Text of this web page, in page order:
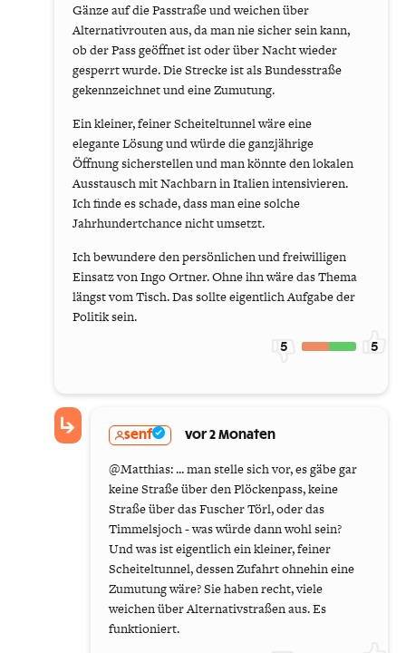
Gänze auf die Passtraße und weichen über
Alternativrouten aus, da man nie sicher sein kann,
ob der Pass geöffnet ist oder über Nacht wieder
gesperrt wurde. Die Strecke ist als Bundesstraße
gekennzeichnet und eine Zumutung.
Ein kleiner, feiner Scheiteltunnel wäre eine
elegante Lösung und würde die ganzjährige
Öffnung sicherstellen und man könnte den lokalen
Ausstausch mit Nachbarn in Italien intensivieren.
Ich finde es schade, dass man eine solche
Jahrhundertchance nicht umsetzt.
Ich bewundere den persönlichen und freiwilligen
Einsatz von Ingo Ortner. Ohne ihn wäre das Thema
längst vom Tisch. Das sollte eigentlich Aufgabe der
Politik sein.
5 5
senf vor 2 Monaten
@Matthias: ... man stelle sich vor, es gäbe gar
keine Straße über den Plöckenpass, keine
Straße über das Fuscher Törl, oder das
Timmelsjoch - was würde dann wohl sein?
Und was ist eigentlich ein kleiner, feiner
Scheiteltunnel, dessen Zufahrt ohnehin eine
Zumutung wäre? Sie haben recht, viele
weichen über Alternativstraßen aus. Es
funktioniert.